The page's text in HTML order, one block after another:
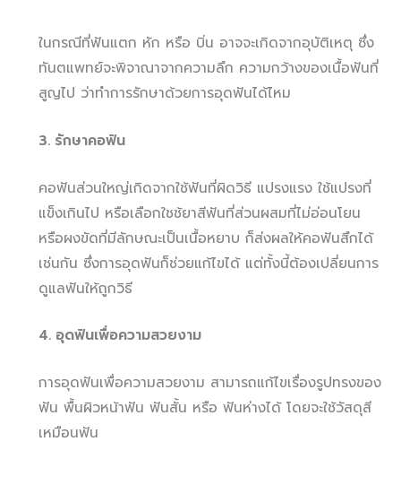
ในกรณีที่ฟันแตก หัก หรือ บิ่น อาจจะเกิดจากอุบัติเหตุ ซึ่ง
ทันตแพทย์จะพิจาณาจากความลึก ความกว้างของเนื้อฟันที่
สูญไป ว่าทำการรักษาด้วยการอุดฟันได้ไหม
3. รักษาคอฟัน
คอฟันส่วนใหญ่เกิดจากใช้ฟันที่ผิดวิธี แปรงแรง ใช้แปรงที่
แข็งเกินไป หรือเลือกใชช้ยาสีฟันที่ส่วนผสมที่ไม่อ่อนโยน
หรือผงขัดที่มีลักษณะเป็นเนื้อหยาบ ก็ส่งผลให้คอฟันสึกได้
เช่นกัน ซึ่งการอุดฟันก็ช่วยแก้ไขได้ แต่ทั้งนี้ต้องเปลี่ยนการ
ดูแลฟันให้ถูกวิธี
4. อุดฟันเพื่อความสวยงาม
การอุดฟันเพื่อความสวยงาม สามารถแก้ไขเรื่องรูปทรงของ
ฟัน พื้นผิวหน้าฟัน ฟันสั้น หรือ ฟันห่างได้ โดยจะใช้วัสดุสี
เหมือนฟัน